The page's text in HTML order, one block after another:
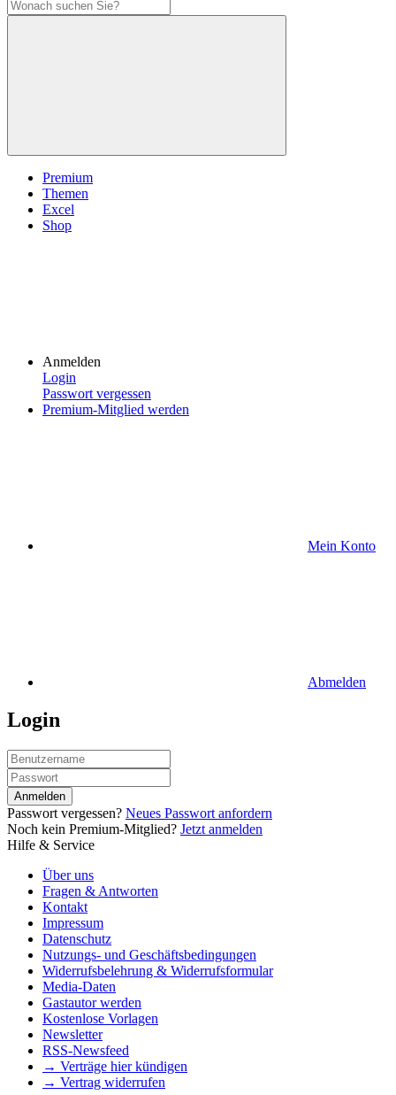
Premium
Themen
Excel
Shop
Anmelden
Login
Passwort vergessen
Premium-Mitglied werden
Mein Konto
Abmelden
Login
Anmelden
Passwort vergessen? Neues Passwort anfordern
Noch kein Premium-Mitglied? Jetzt anmelden
Hilfe & Service
Über uns
Fragen & Antworten
Kontakt
Impressum
Datenschutz
Nutzungs- und Geschäftsbedingungen
Widerrufsbelehrung & Widerrufsformular
Media-Daten
Gastautor werden
Kostenlose Vorlagen
Newsletter
RSS-Newsfeed
→ Verträge hier kündigen
→ Vertrag widerrufen